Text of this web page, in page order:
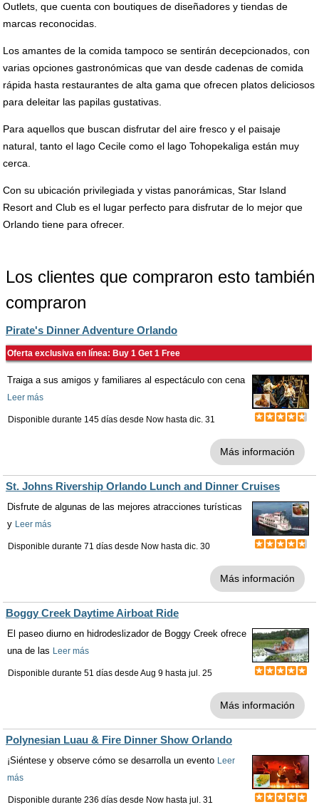
Outlets, que cuenta con boutiques de diseñadores y tiendas de
marcas reconocidas.
Los amantes de la comida tampoco se sentirán decepcionados, con
varias opciones gastronómicas que van desde cadenas de comida
rápida hasta restaurantes de alta gama que ofrecen platos deliciosos
para deleitar las papilas gustativas.
Para aquellos que buscan disfrutar del aire fresco y el paisaje
natural, tanto el lago Cecile como el lago Tohopekaliga están muy
cerca.
Con su ubicación privilegiada y vistas panorámicas, Star Island
Resort and Club es el lugar perfecto para disfrutar de lo mejor que
Orlando tiene para ofrecer.
Los clientes que compraron esto también
compraron
Pirate's Dinner Adventure Orlando
Oferta exclusiva en línea: Buy 1 Get 1 Free
Traiga a sus amigos y familiares al espectáculo con cena
Leer más
Disponible durante 145 días desde Now hasta dic. 31
Más información
St. Johns Rivership Orlando Lunch and Dinner Cruises
Disfrute de algunas de las mejores atracciones turísticas
y Leer más
Disponible durante 71 días desde Now hasta dic. 30
Más información
Boggy Creek Daytime Airboat Ride
El paseo diurno en hidrodeslizador de Boggy Creek ofrece
una de las Leer más
Disponible durante 51 días desde Aug 9 hasta jul. 25
Más información
Polynesian Luau & Fire Dinner Show Orlando
¡Siéntese y observe cómo se desarrolla un evento Leer
más
Disponible durante 236 días desde Now hasta jul. 31